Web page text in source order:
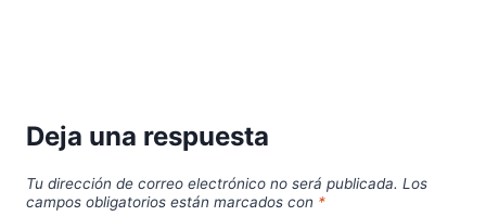
Deja una respuesta
Tu dirección de correo electrónico no será publicada. Los
campos obligatorios están marcados con *